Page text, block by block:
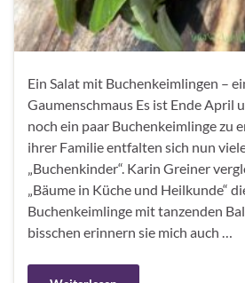
Ein Salat mit Buchenkeimlingen –
Gaumenschmaus Es ist Ende April
noch ein paar Buchenkeimlinge zu
ihrer Familie entfalten sich nun
„Buchenkinder“. Karin Greiner
„Bäume in Küche und Heilkunde“
Buchenkeimlinge mit tanzenden
bisschen erinnern sie mich auch …